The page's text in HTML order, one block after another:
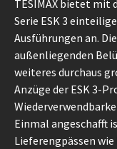
TESIMAX bietet mit
Serie ESK 3
Ausführungen an.
außenliegenden
weiteres durchaus
Anzüge der ESK 3-
Einmal angeschafft
Lieferengpässen